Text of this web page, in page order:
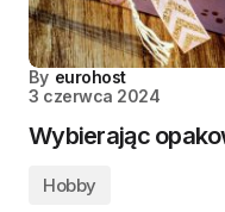
By eurohost
3 czerwca 2024
Wybierając
Hobby